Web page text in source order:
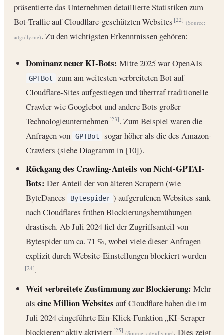
präsentierte das Unternehmen detaillierte Statistiken zum
Bot-Traffic auf Cloudflare-geschützten Websites[22] (Source:
adgully.me). Zu den wichtigsten Erkenntnissen gehören:
Dominanz neuer KI-Bots: Mitte 2025 war OpenAIs
GPTBot
zum am weitesten verbreiteten Bot auf
Cloudflare-Sites aufgestiegen und übertraf traditionelle
Crawler wie Googlebot und andere Bots großer
Technologieunternehmen[23]. Zum Beispiel waren die
Anfragen von
GPTBot
sogar höher als die des Amazon-
Crawlers (siehe Diagramm in [10]).
Rückgang des Crawling-Anteils von Nicht-GPTAI-
Bots: Der Anteil der von älteren Scrapern (wie
ByteDances
Bytespider ) aufgerufenen Websites sank
nach Cloudflares frühen Blockierungsbemühungen
drastisch. Ab Juli 2024 fiel der Zugriffsanteil von
Bytespider um ca. 71 %, wobei viele dieser Anfragen
explizit durch Website-Einstellungen blockiert wurden
[24].
Weit verbreitete Zustimmung zur Blockierung: Mehr
als eine Million Websites auf Cloudflare haben die im
Juli 2024 eingeführte Ein-Klick-Funktion „KI-Scraper
blockieren“ aktiv aktiviert[25] (Source: adgully.me). Dies zeigt